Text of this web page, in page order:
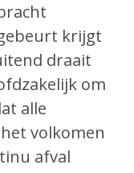
krijgt
draait
om
alle
volkomen
afval